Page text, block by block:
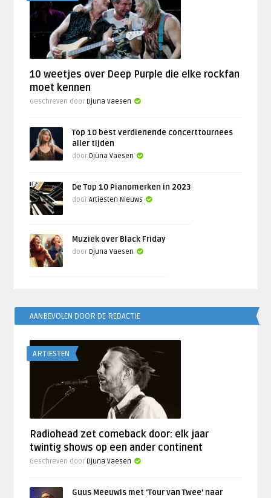
10 weetjes over Deep Purple die elke rockfan
moet kennen
Geschreven door Djuna Vaesen
Top 10 best verdienende concerttournees
aller tijden
door Djuna Vaesen
De Top 10 Pianomerken in 2023
doorArtiesten Nieuws
Muziek over Black Friday
door Djuna Vaesen
AANBEVOLEN DOOR DE REDACTIE
ARTIESTEN
Radiohead zet comeback door: elk jaar
twintig shows op een ander continent
Geschreven door Djuna Vaesen
Guus Meeuwis met ‘Tour van Twee’ naar